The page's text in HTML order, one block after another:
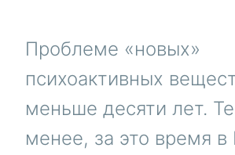
Проблеме «новых»
психоактивных
меньше десяти лет.
менее, за это время в